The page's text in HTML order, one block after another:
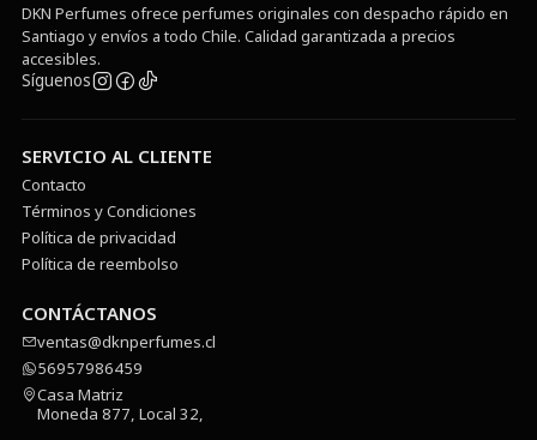
DKN Perfumes ofrece perfumes originales con despacho rápido en
Santiago y envíos a todo Chile. Calidad garantizada a precios
accesibles.
Síguenos
SERVICIO AL CLIENTE
Contacto
Términos y Condiciones
Política de privacidad
Política de reembolso
CONTÁCTANOS
ventas@dknperfumes.cl
56957986459
Casa Matriz
Moneda 877, Local 32,